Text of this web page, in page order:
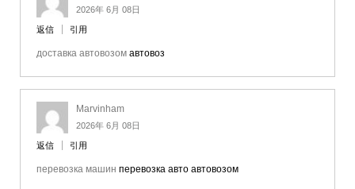
2026年 6月 08日
返信 引用
доставка автовозом автовоз
Marvinham
2026年 6月 08日
返信 引用
перевозка машин перевозка авто автовозом